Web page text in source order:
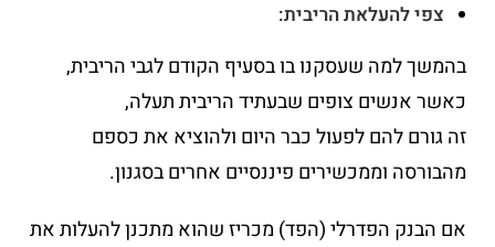
צפי להעלאת הריבית:
בהמשך למה שעסקנו בו בסעיף הקודם לגבי הריבית,
כאשר אנשים צופים שבעתיד הריבית תעלה,
זה גורם להם לפעול כבר היום ולהוציא את כספם
מהבורסה וממכשירים פיננסיים אחרים בסגנון.
אם הבנק הפדרלי (הפד) מכריז שהוא מתכנן להעלות את